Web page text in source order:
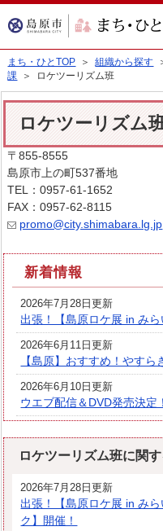
まち・ひとTOP ＞組織から探す
課 ＞ ロケツーリズム班
ロケツーリズム
〒855-8555
島原市上の町537番地
TEL：0957-61-1652
FAX：0957-62-8115
promo@city.shimabara.lg.jp
新着情報
2026年7月28日更新
出張！【島原ロケ展 in み
2026年6月11日更新
【島原】おすすめ！やすら
2026年6月10日更新
ウエブ配信＆DVD発売決定
ロケツーリズム班に関
2026年7月28日更新
出張！【島原ロケ展 in み
ク】開催！